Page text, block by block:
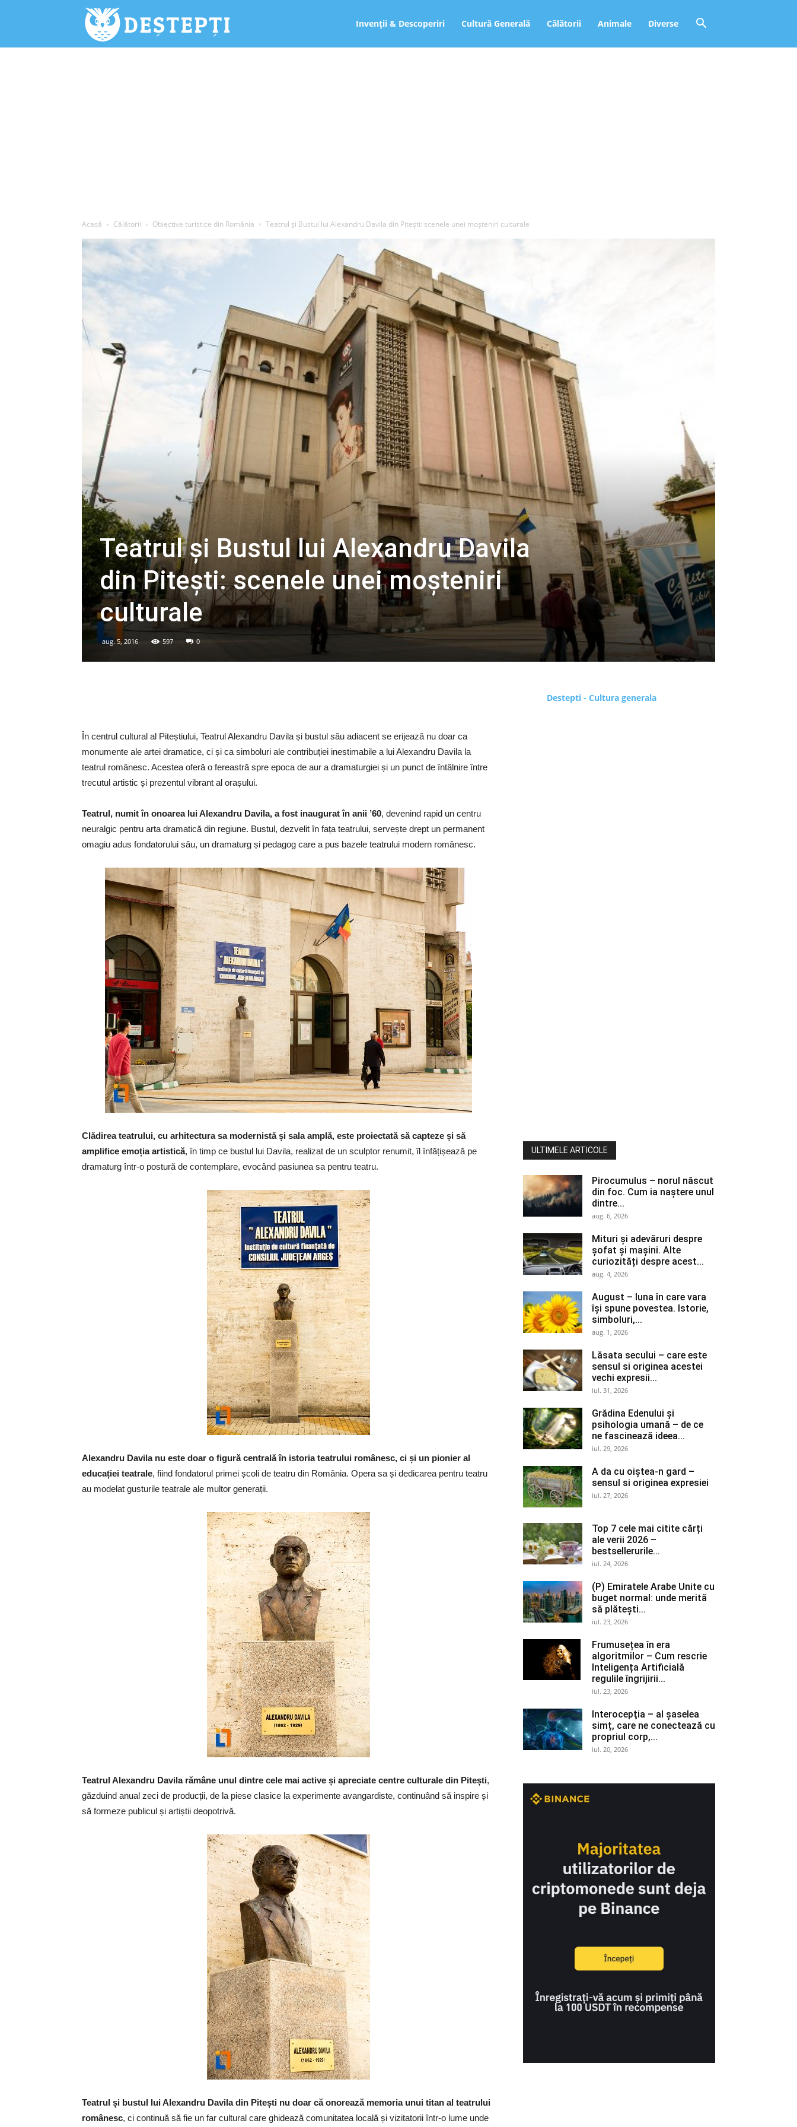
Deștepți.ro Invenții & Descoperiri Cultură Generală Călătorii Animale Diverse
Acasă Călătorii Obiective turistice din România Teatrul și Bustul lui Alexandru Davila din Pitești: scenele unei moșteniri culturale
Teatrul și Bustul lui Alexandru Davila
din Pitești: scenele unei moșteniri
culturale
aug. 5, 2016 597 0
În centrul cultural al Piteștiului, Teatrul Alexandru Davila și bustul său adiacent se erijează nu doar ca
monumente ale artei dramatice, ci și ca simboluri ale contribuției inestimabile a lui Alexandru Davila la
teatrul românesc. Acestea oferă o fereastră spre epoca de aur a dramaturgiei și un punct de întâlnire între
trecutul artistic și prezentul vibrant al orașului.
Teatrul, numit în onoarea lui Alexandru Davila, a fost inaugurat în anii ’60, devenind rapid un centru
neuralgic pentru arta dramatică din regiune. Bustul, dezvelit în fața teatrului, servește drept un permanent
omagiu adus fondatorului său, un dramaturg și pedagog care a pus bazele teatrului modern românesc.
Clădirea teatrului, cu arhitectura sa modernistă și sala amplă, este proiectată să capteze și să
amplifice emoția artistică, în timp ce bustul lui Davila, realizat de un sculptor renumit, îl înfățișează pe
dramaturg într-o postură de contemplare, evocând pasiunea sa pentru teatru.
Alexandru Davila nu este doar o figură centrală în istoria teatrului românesc, ci și un pionier al
educației teatrale, fiind fondatorul primei școli de teatru din România. Opera sa și dedicarea pentru teatru
au modelat gusturile teatrale ale multor generații.
Teatrul Alexandru Davila rămâne unul dintre cele mai active și apreciate centre culturale din Pitești,
găzduind anual zeci de producții, de la piese clasice la experimente avangardiste, continuând să inspire și
să formeze publicul și artiștii deopotrivă.
Teatrul și bustul lui Alexandru Davila din Pitești nu doar că onorează memoria unui titan al teatrului
românesc, ci continuă să fie un far cultural care ghidează comunitatea locală și vizitatorii într-o lume unde
Destepti - Cultura generala
ULTIMELE ARTICOLE
Pirocumulus – norul născut
din foc. Cum ia naștere unul
dintre...
aug. 6, 2026
Mituri și adevăruri despre
șofat și mașini. Alte
curiozități despre acest...
aug. 4, 2026
August – luna în care vara
își spune povestea. Istorie,
simboluri,...
aug. 1, 2026
Lăsata secului – care este
sensul si originea acestei
vechi expresii...
iul. 31, 2026
Grădina Edenului și
psihologia umană – de ce
ne fascinează ideea...
iul. 29, 2026
A da cu oiștea-n gard –
sensul si originea expresiei
iul. 27, 2026
Top 7 cele mai citite cărți
ale verii 2026 –
bestsellerurile...
iul. 24, 2026
(P) Emiratele Arabe Unite cu
buget normal: unde merită
să plătești...
iul. 23, 2026
Frumusețea în era
algoritmilor – Cum rescrie
Inteligența Artificială
regulile îngrijirii...
iul. 23, 2026
Interocepţia – al șaselea
simț, care ne conectează cu
propriul corp,...
iul. 20, 2026